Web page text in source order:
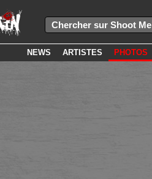
NEWS ARTISTES PHOTOS